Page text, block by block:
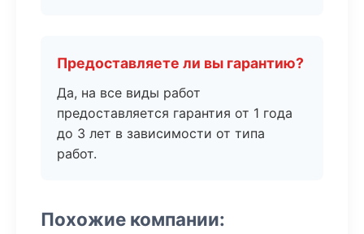
Предоставляете ли вы гарантию?
Да, на все виды работ
предоставляется гарантия от 1 года
до 3 лет в зависимости от типа
работ.
Похожие компании: